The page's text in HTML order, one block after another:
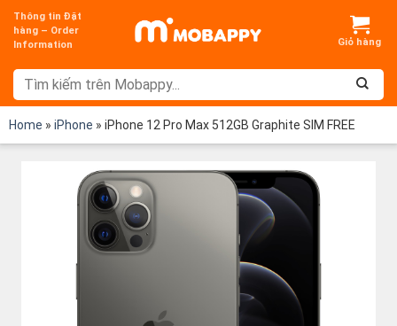
Chuyển
đến
dung
Thông tin Đặt
hàng – Order
Information
Home » iPhone » iPhone 12 Pro Max 512GB Graphite SIM FREE